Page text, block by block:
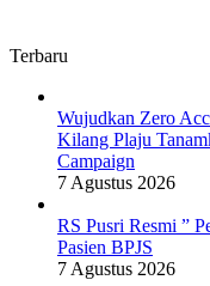
Terbaru
Wujudkan Zero
Kilang Plaju
Campaign
7 Agustus 2026
RS Pusri Resmi ”
Pasien BPJS
7 Agustus 2026